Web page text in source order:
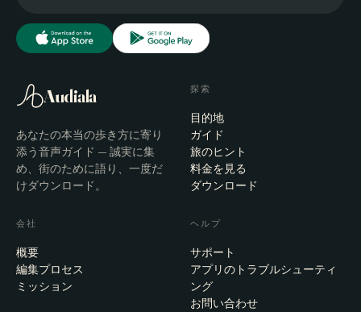
Audiala
あなたの本当の歩き方に寄り
添う音声ガイド — 誠実に集
め、街のために語り、一度だ
けダウンロード。
探索
目的地
ガイド
旅のヒント
料金を見る
ダウンロード
会社
概要
編集プロセス
ミッション
ヘルプ
サポート
アプリのトラブルシューティ
ング
お問い合わせ